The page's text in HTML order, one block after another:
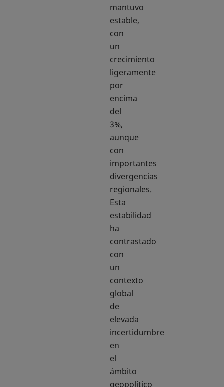
mantuvo
estable,
con
un
crecimiento
ligeramente
por
encima
del
3%,
aunque
con
importantes
divergencias
regionales.
Esta
estabilidad
ha
contrastado
con
un
contexto
global
de
elevada
incertidumbre
en
el
ámbito
geopolítico